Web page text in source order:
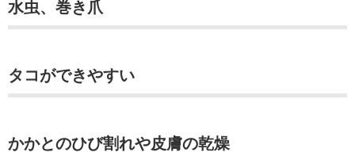
水虫、巻き爪
タコができやすい
かかとのひび割れや皮膚の乾燥